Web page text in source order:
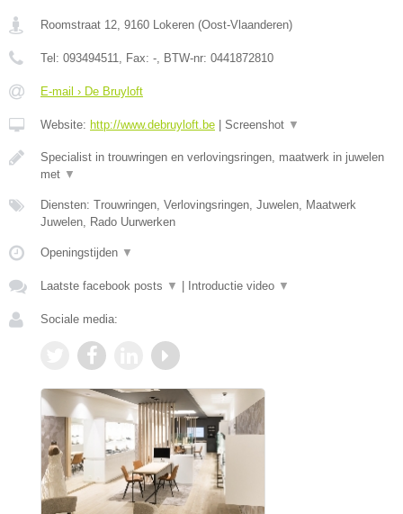
Roomstraat 12, 9160 Lokeren (Oost-Vlaanderen)
Tel: 093494511, Fax: -, BTW-nr: 0441872810
E-mail › De Bruyloft
Website: http://www.debruyloft.be Screenshot ▼
Specialist in trouwringen en verlovingsringen, maatwerk in juwelen
met ▼
Diensten: Trouwringen, Verlovingsringen, Juwelen, Maatwerk
Juwelen, Rado Uurwerken
Openingstijden ▼
Laatste facebook posts ▼ Introductie video ▼
Sociale media: